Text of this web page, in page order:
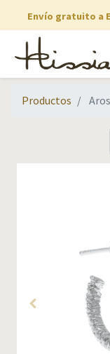
Envío gratuito a
Productos